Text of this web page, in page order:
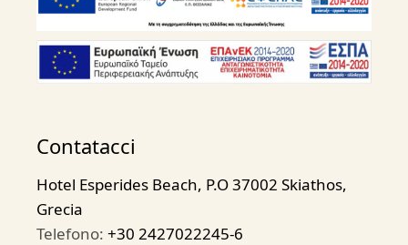
Contatacci
Hotel Esperides Beach, P.O 37002 Skiathos,
Grecia
Telefono: +30 2427022245-6